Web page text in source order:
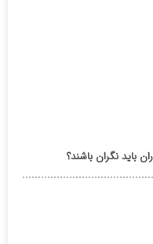
باید نگران باشند؟